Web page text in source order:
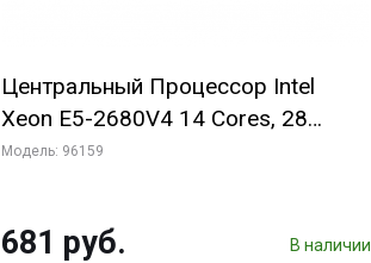
Центральный Процессор Intel
Xeon E5-2680V4 14 Cores, 28
Threads, 2.4/3.3GHz, 35M, DDR4-
Модель: 96159
681 руб. В наличии